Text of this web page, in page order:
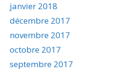
janvier 2018
décembre 2017
novembre 2017
octobre 2017
septembre 2017